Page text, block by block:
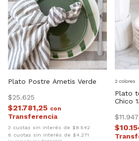
Plato Postre Ametis Verde
$25.625
$21.781,25 con
3 cuotas sin interés de $8.542
6 cuotas sin interés de $4.271
Plato
Chico
$11.947
2 colores